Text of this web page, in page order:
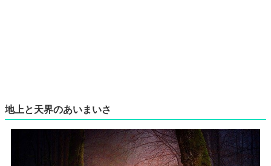
地上と天界のあいまいさ